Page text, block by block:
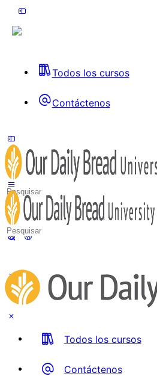
Todos los cursos
Contáctenos
Side
Panel
Search
for:
Search
for:
Todos los cursos
Contáctenos